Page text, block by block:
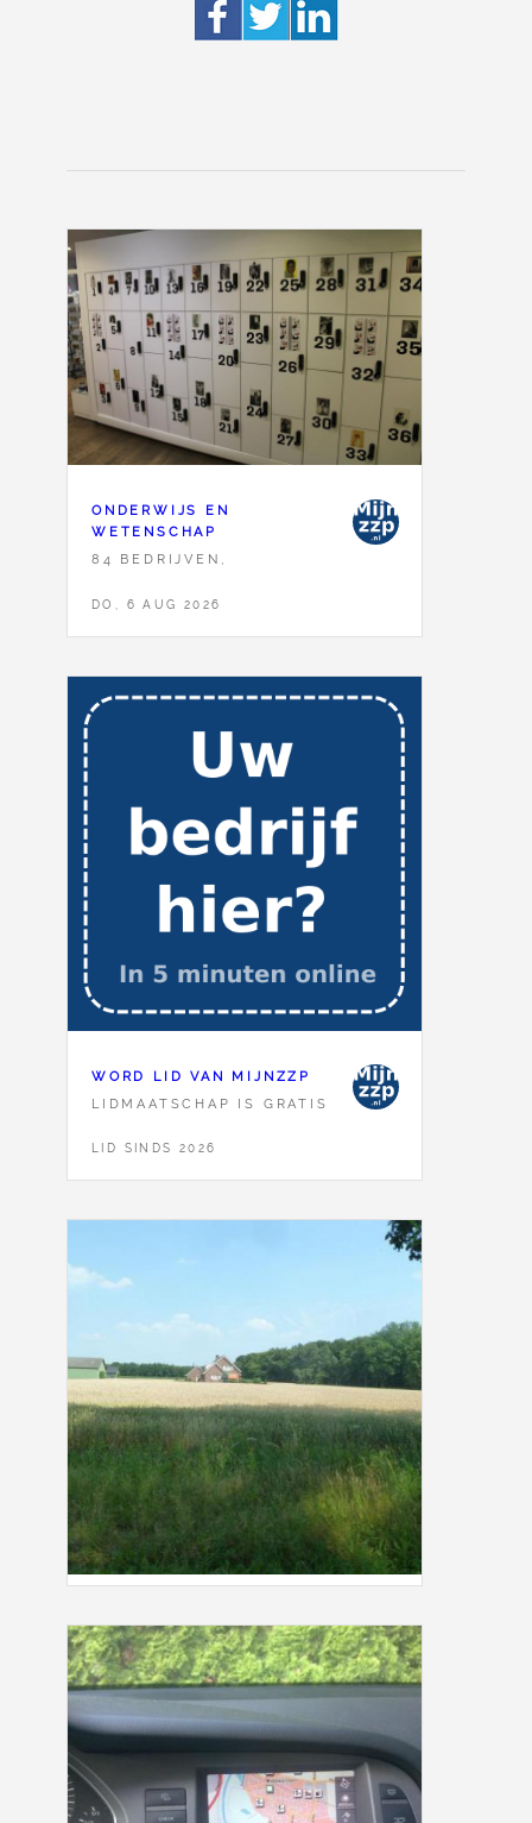
ONDERWIJS EN
WETENSCHAP
84 BEDRIJVEN,
DO, 6 AUG 2026
WORD LID VAN MIJNZZP
LIDMAATSCHAP IS GRATIS
LID SINDS 2026